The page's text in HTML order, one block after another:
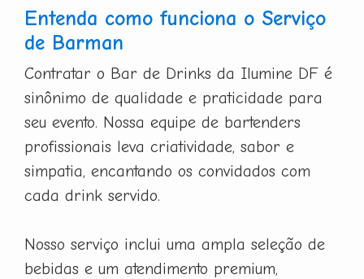
Entenda como funciona o Serviço
de Barman
Contratar o Bar de Drinks da Ilumine DF é
sinônimo de qualidade e praticidade para
seu evento. Nossa equipe de bartenders
profissionais leva criatividade, sabor e
simpatia, encantando os convidados com
cada drink servido.
Nosso serviço inclui uma ampla seleção de
bebidas e um atendimento premium,